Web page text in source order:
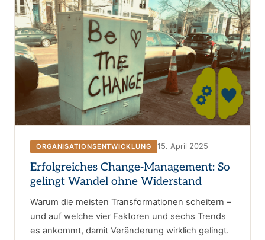
ORGANISATIONSENTWICKLUNG 15. April 2025
Erfolgreiches Change-Management: So
gelingt Wandel ohne Widerstand
Warum die meisten Transformationen scheitern –
und auf welche vier Faktoren und sechs Trends
es ankommt, damit Veränderung wirklich gelingt.